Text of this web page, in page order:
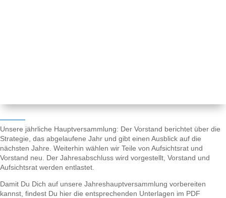
Unsere jährliche Hauptversammlung: Der Vorstand berichtet über die
Strategie, das abgelaufene Jahr und gibt einen Ausblick auf die
nächsten Jahre. Weiterhin wählen wir Teile von Aufsichtsrat und
Vorstand neu. Der Jahresabschluss wird vorgestellt, Vorstand und
Aufsichtsrat werden entlastet.
Damit Du Dich auf unsere Jahreshauptversammlung vorbereiten
kannst, findest Du hier die entsprechenden Unterlagen im PDF